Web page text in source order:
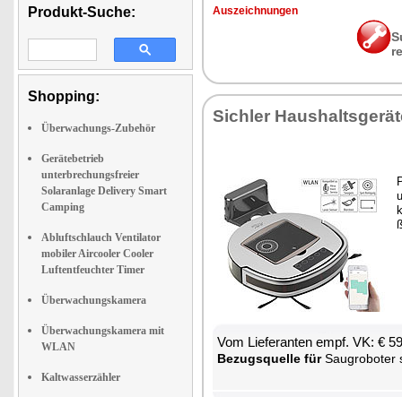
Produkt-Suche:
Shopping:
Überwachungs-Zubehör
Gerätebetrieb
unterbrechungsfreier
Solaranlage Delivery Smart
Camping
Abluftschlauch Ventilator
mobiler Aircooler Cooler
Luftentfeuchter Timer
Überwachungskamera
Überwachungskamera mit
WLAN
Kaltwasserzähler
Aus­zeich­nun­gen
Sich­ler
Vom Lie­fe­ran­ten empf. VK: €
Be­zugs­quel­le fürSau­g­ro­bo­ter